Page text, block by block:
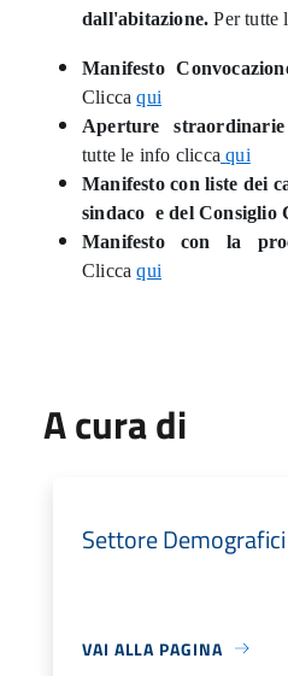
dall'abitazione.Per tutte
Manifesto
Cliccaqui
Aperture
tutte le info clicca qui
Manifesto con liste dei
sindaco e del Consiglio
Manifesto con la
Cliccaqui
A cura di
Settore
VAI ALLA PAGINA